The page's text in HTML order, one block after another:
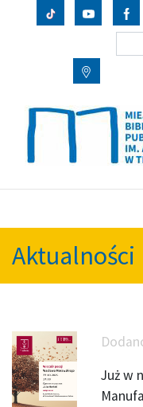
Aktualności
Już w